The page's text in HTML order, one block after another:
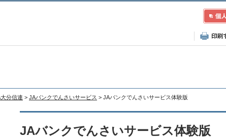
分信連 > JAバンクでんさいサービス > JAバンクでんさいサービス体験版
JAバンクでんさいサービス体験版